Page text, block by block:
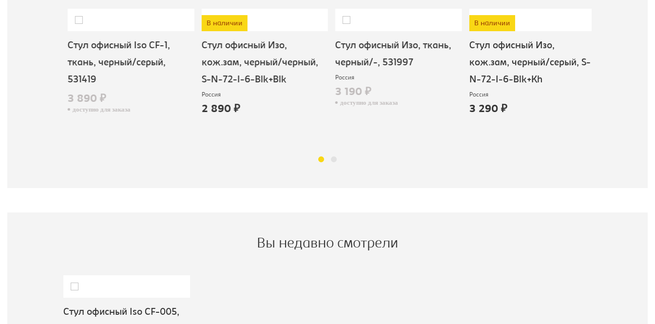
Стул офисный Iso CF-1,
ткань, черный/серый,
531419
3 890 ₽
доступно для заказа
В наличии
Стул офисный Изо,
кож.зам, черный/черный,
S-N-72-I-6-Blk+Blk
Россия
2 890 ₽
Стул офисный Изо, ткань,
черный/-, 531997
Россия
3 190 ₽
доступно для заказа
В наличии
Стул офисный Изо,
кож.зам, черный/серый, S-
N-72-I-6-Blk+Kh
Россия
3 290 ₽
Вы недавно смотрели
Стул офисный Iso CF-005,